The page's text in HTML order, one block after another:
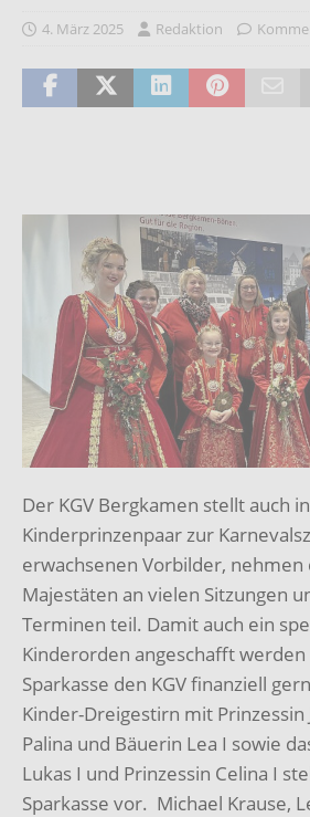
4. März 2025 Redaktion
Der KGV Bergkamen stellt auch
Kinderprinzenpaar zur
erwachsenen Vorbilder, nehmen
Majestäten an vielen Sitzungen
Terminen teil. Damit auch ein
Kinderorden angeschafft
Sparkasse den KGV finanziell
Kinder-Dreigestirn mit Prinzessin
Palina und Bäuerin Lea I sowie
Lukas I und Prinzessin Celina I
Sparkasse vor. Michael Krause,